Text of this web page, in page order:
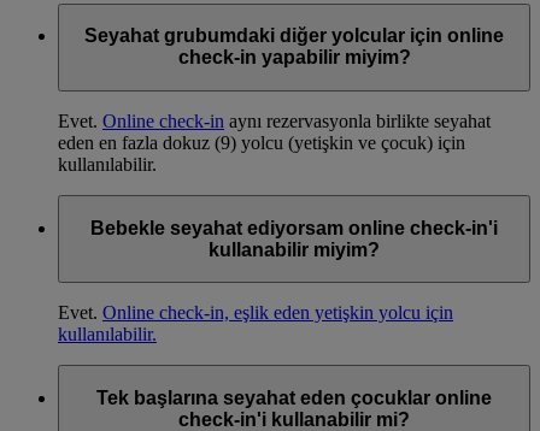
Seyahat grubumdaki diğer yolcular için online
check-in yapabilir miyim?
Evet. Online check-in aynı rezervasyonla birlikte seyahat
eden en fazla dokuz (9) yolcu (yetişkin ve çocuk) için
kullanılabilir.
Bebekle seyahat ediyorsam online check-in'i
kullanabilir miyim?
Evet. Online check-in, eşlik eden yetişkin yolcu için
kullanılabilir.
Tek başlarına seyahat eden çocuklar online
check-in'i kullanabilir mi?